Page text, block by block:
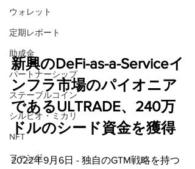
ウォレット
定期レポート
助成金
パートナーシップ
ステーブルコイン
シルビオ・ミカリ
NFT
ファンド
新興のDeFi-as-a-Serviceイ
ンフラ市場のパイオニア
であるULTRADE、240万
ドルのシード資金を獲得
2022年9月6日 - 独自のGTM戦略を持つ